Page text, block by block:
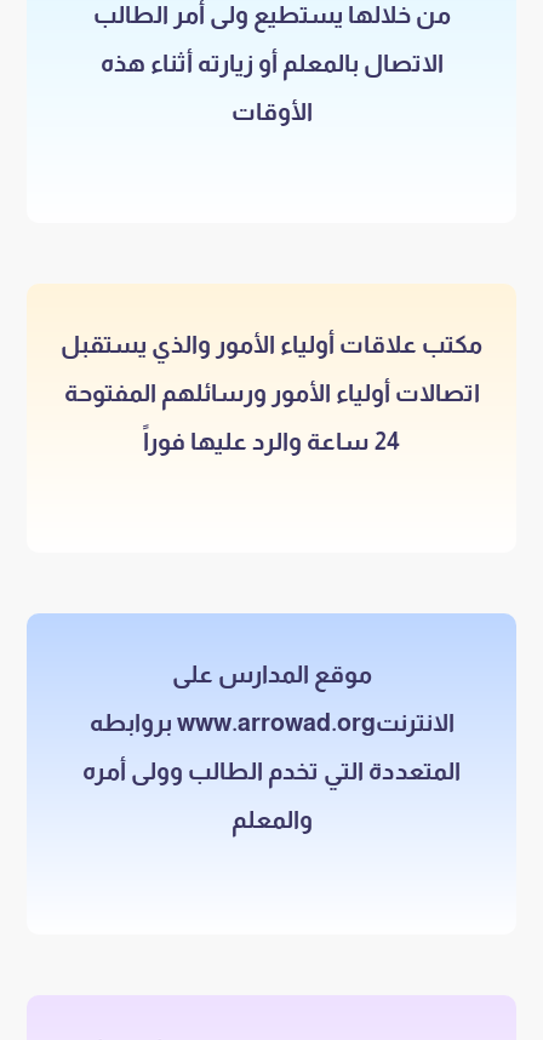
من خلالها يستطيع ولى أمر الطالب
الاتصال بالمعلم أو زيارته أثناء هذه
الأوقات
مكتب علاقات أولياء الأمور والذي يستقبل
اتصالات أولياء الأمور ورسائلهم المفتوحة
24 ساعة والرد عليها فوراً
موقع المدارس على
الانترنتwww.arrowad.org بروابطه
المتعددة التي تخدم الطالب وولى أمره
والمعلم